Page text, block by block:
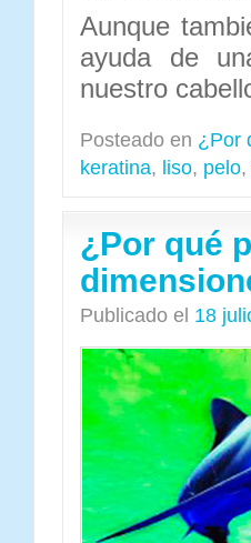
Aunque
ayuda de
nuestro
Posteado en ¿Por
keratina, liso, pelo,
¿Por qué
Publicado el 18